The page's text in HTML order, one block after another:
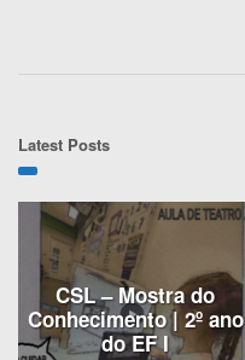
Latest Posts
CSL – Mostra do
Conhecimento | 2º ano
do EF I